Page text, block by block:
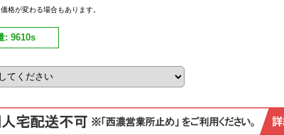
格が変わる場合もあります。
: 9610s